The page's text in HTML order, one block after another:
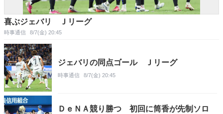
喜ぶジェバリ Ｊリーグ
時事通信 8/7(金) 20:45
ジェバリの同点ゴール Ｊリーグ
時事通信 8/7(金) 20:45
ＤｅＮＡ競り勝つ 初回に筒香が先制ソロ